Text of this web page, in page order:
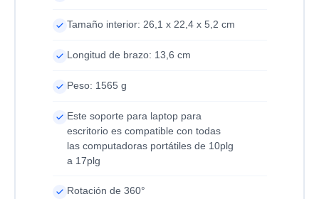
Tamaño interior: 26,1 x 22,4 x 5,2 cm
Longitud de brazo: 13,6 cm
Peso: 1565 g
Este soporte para laptop para
escritorio es compatible con todas
las computadoras portátiles de 10plg
a 17plg
Rotación de 360°